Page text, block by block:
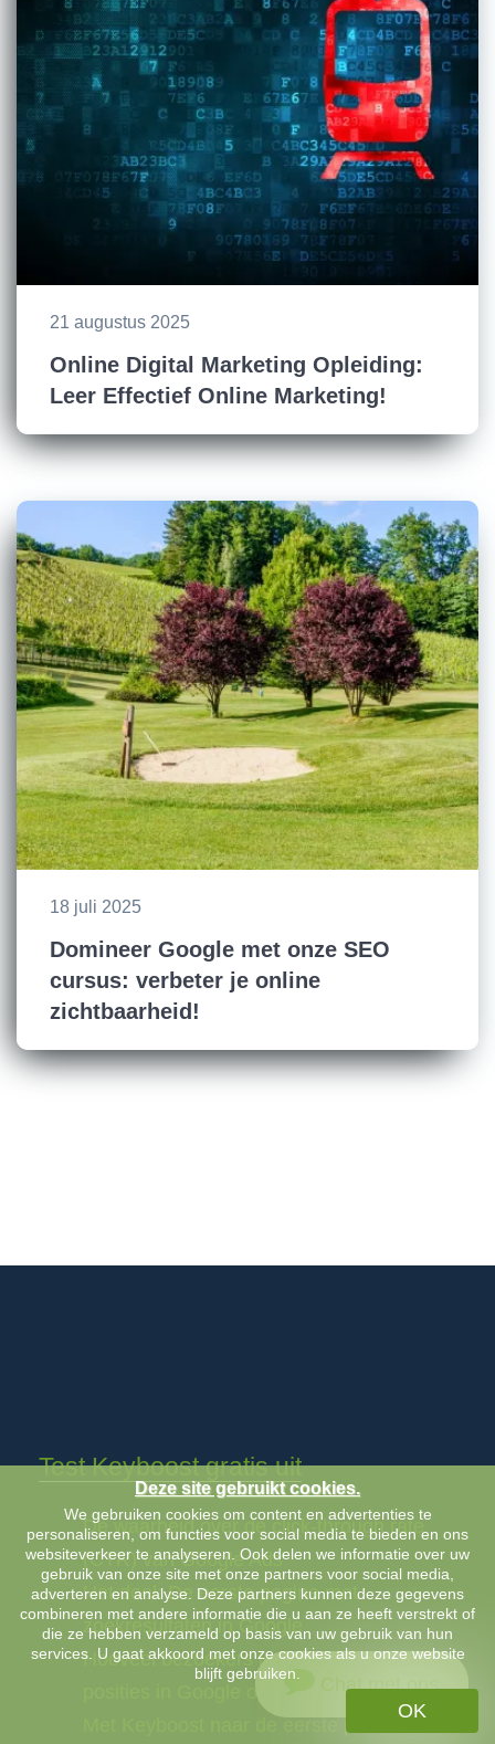
21 augustus 2025
Online Digital Marketing Opleiding:
Leer Effectief Online Marketing!
18 juli 2025
Domineer Google met onze SEO
cursus: verbeter je online
zichtbaarheid!
Test Keyboost gratis uit
De waarheid over de click-through rate
(CTR) van Google Ads
Het doel: De eerste pagina met
zoekresultaten in Google
Hoeveel bezoekers leveren de 10 eerste
posities in Google op?
Met Keyboost naar de eerste plaats in
Chat met ons
Deze site gebruikt cookies.
We gebruiken cookies om content en advertenties te
personaliseren, om functies voor social media te bieden en ons
websiteverkeer te analyseren. Ook delen we informatie over uw
gebruik van onze site met onze partners voor social media,
adverteren en analyse. Deze partners kunnen deze gegevens
combineren met andere informatie die u aan ze heeft verstrekt of
die ze hebben verzameld op basis van uw gebruik van hun
services. U gaat akkoord met onze cookies als u onze website
blijft gebruiken.
OK